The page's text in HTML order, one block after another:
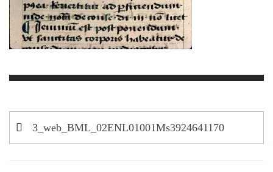
Navigation
de
3_web_BML_02ENL01001Ms3924641170